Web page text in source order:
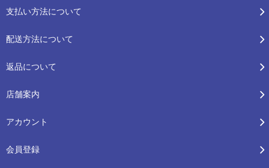
支払い方法について
配送方法について
返品について
店舗案内
アカウント
会員登録